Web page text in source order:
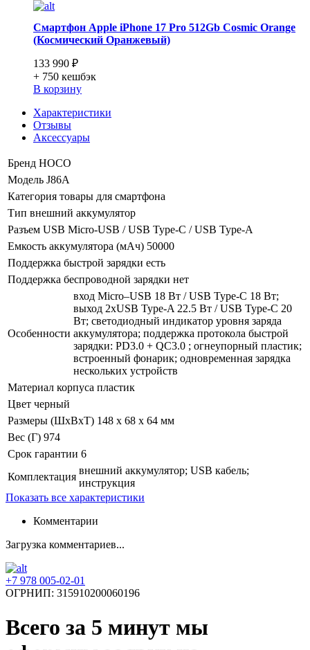
Смартфон Apple iPhone 17 Pro 512Gb Cosmic Orange
(Космический Оранжевый)
133 990 ₽
+ 750 кешбэк
В корзину
Характеристики
Отзывы
Аксессуары
Бренд HOCO
Модель J86A
Категория товары для смартфона
Тип внешний аккумулятор
Разъем USB Micro-USB / USB Type-C / USB Type-A
Емкость аккумулятора (мАч) 50000
Поддержка быстрой зарядки есть
Поддержка беспроводной зарядки нет
Особенности
вход Micro–USB 18 Вт / USB Type-C 18 Вт;
выход 2xUSB Type-A 22.5 Вт / USB Type-C 20
Вт; светодиодный индикатор уровня заряда
аккумулятора; поддержка протокола быстрой
зарядки: PD3.0 + QC3.0 ; огнеупорный пластик;
встроенный фонарик; одновременная зарядка
нескольких устройств
Материал корпуса пластик
Цвет черный
Размеры (ШхВхТ) 148 x 68 x 64 мм
Вес (Г) 974
Срок гарантии 6
Комплектация
внешний аккумулятор; USB кабель;
инструкция
Показать все характеристики
Комментарии
Загрузка комментариев...
+7 978 005-02-01
ОГРНИП: 315910200060196
Всего за 5 минут мы